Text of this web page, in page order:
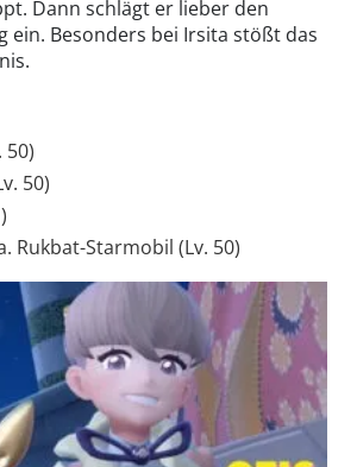
Dann schlägt er lieber den
ein. Besonders bei Irsita stößt das
50)
50)
Rukbat-Starmobil (Lv. 50)